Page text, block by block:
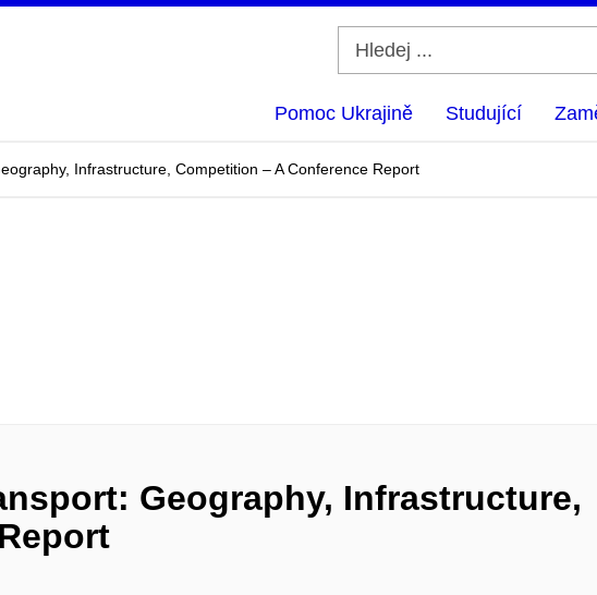
Pomoc Ukrajině Studující
Infrastructure, Competition – A Conference Report
Geography, Infrastructure,